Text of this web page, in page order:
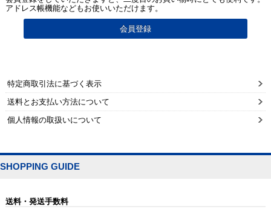
アドレス帳機能などもお使いいただけます。
特定商取引法に基づく表示
送料とお支払い方法について
個人情報の取扱いについて
SHOPPING GUIDE
送料・発送手数料